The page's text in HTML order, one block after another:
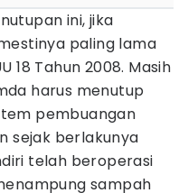
ini, jika
paling lama
18 Tahun 2008. Masih
harus menutup
pembuangan
sejak berlakunya
telah beroperasi
sampah